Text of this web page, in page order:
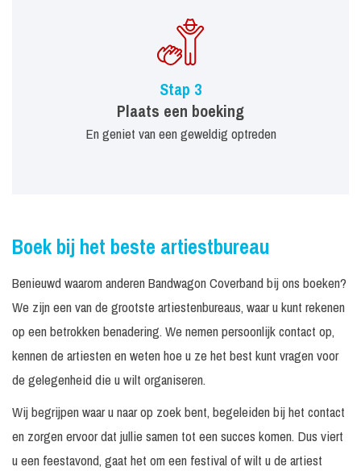
Stap 3
Plaats een boeking
En geniet van een geweldig optreden
Boek bij het beste artiestbureau
Benieuwd waarom anderen Bandwagon Coverband bij ons boeken?
We zijn een van de grootste artiestenbureaus, waar u kunt rekenen
op een betrokken benadering. We nemen persoonlijk contact op,
kennen de artiesten en weten hoe u ze het best kunt vragen voor
de gelegenheid die u wilt organiseren.
Wij begrijpen waar u naar op zoek bent, begeleiden bij het contact
en zorgen ervoor dat jullie samen tot een succes komen. Dus viert
u een feestavond, gaat het om een festival of wilt u de artiest